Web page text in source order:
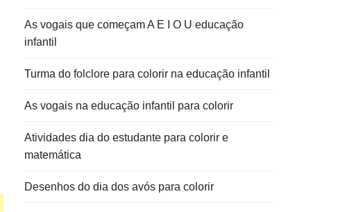
As vogais que começam A E I O U educação
infantil
Turma do folclore para colorir na educação infantil
As vogais na educação infantil para colorir
Atividades dia do estudante para colorir e
matemática
Desenhos do dia dos avós para colorir